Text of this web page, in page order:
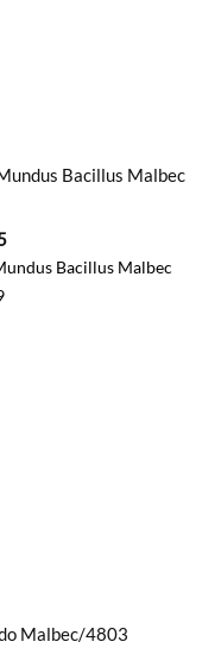
Bacillus Malbec
Bacillus Malbec
Malbec/4803